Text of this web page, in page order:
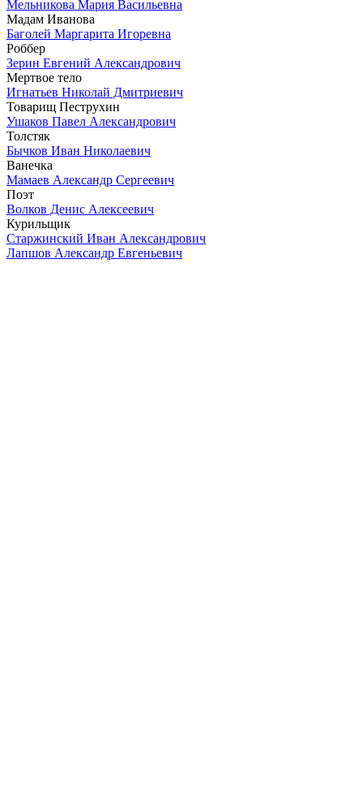
Мельникова Мария Васильевна
Мадам Иванова
Баголей Маргарита Игоревна
Роббер
Зерин Евгений Александрович
Мертвое тело
Игнатьев Николай Дмитриевич
Товарищ Пеструхин
Ушаков Павел Александрович
Толстяк
Бычков Иван Николаевич
Ванечка
Мамаев Александр Сергеевич
Поэт
Волков Денис Алексеевич
Курильщик
Старжинский Иван Александрович
Лапшов Александр Евгеньевич